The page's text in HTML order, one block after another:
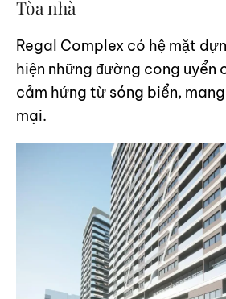
Tòa nhà
Regal Complex có hệ mặt
hiện những đường cong uyển
cảm hứng từ sóng biển,
mại.